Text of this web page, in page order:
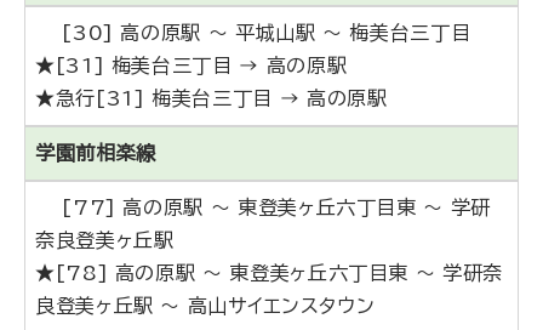
[30] 高の原駅 ～ 平城山駅 ～ 梅美台三丁目
★[31] 梅美台三丁目 → 高の原駅
★急行[31] 梅美台三丁目 → 高の原駅
学園前相楽線
[77] 高の原駅 ～ 東登美ヶ丘六丁目東 ～ 学研
奈良登美ヶ丘駅
★[78] 高の原駅 ～ 東登美ヶ丘六丁目東 ～ 学研奈
良登美ヶ丘駅 ～ 高山サイエンスタウン